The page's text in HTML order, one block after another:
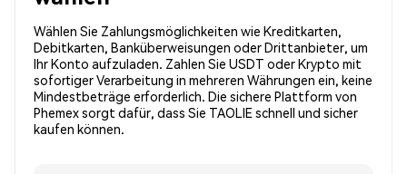
Wählen Sie Zahlungsmöglichkeiten wie Kreditkarten,
Debitkarten, Banküberweisungen oder Drittanbieter, um
Ihr Konto aufzuladen. Zahlen Sie USDT oder Krypto mit
sofortiger Verarbeitung in mehreren Währungen ein, keine
Mindestbeträge erforderlich. Die sichere Plattform von
Phemex sorgt dafür, dass Sie TAOLIE schnell und sicher
kaufen können.